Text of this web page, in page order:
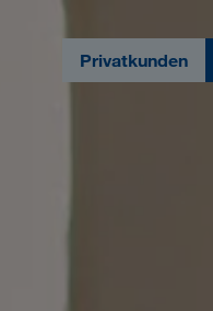
Privatkunden